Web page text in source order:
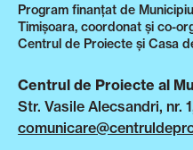
Program finanțat de
Timișoara, coordonat și co-
Centrul de Proiecte și Casa
Centrul de Proiecte al
Str. Vasile Alecsandri, nr.